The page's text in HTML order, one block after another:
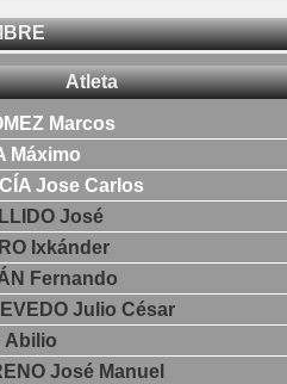
Atleta
Marcos
Máximo
Jose Carlos
José
Ixkánder
Fernando
Julio César
Abilio
José Manuel